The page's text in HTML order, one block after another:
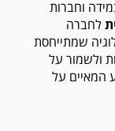
וחברות
לחברה
שמתייחסת
ולשמור על
המאיים על